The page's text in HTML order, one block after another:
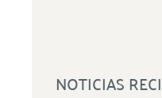
NOTICIAS